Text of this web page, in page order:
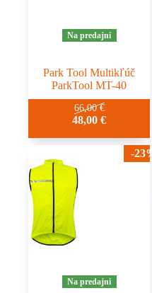
Na predajni
Park Tool Multikľúč
ParkTool MT-40
66,00€
48,00€
-23%
Na predajni